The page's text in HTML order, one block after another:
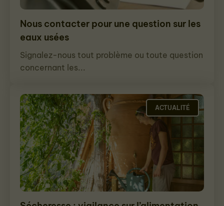
Nous contacter pour une question sur les
eaux usées
Signalez-nous tout problème ou toute question
concernant les...
ACTUALITÉ